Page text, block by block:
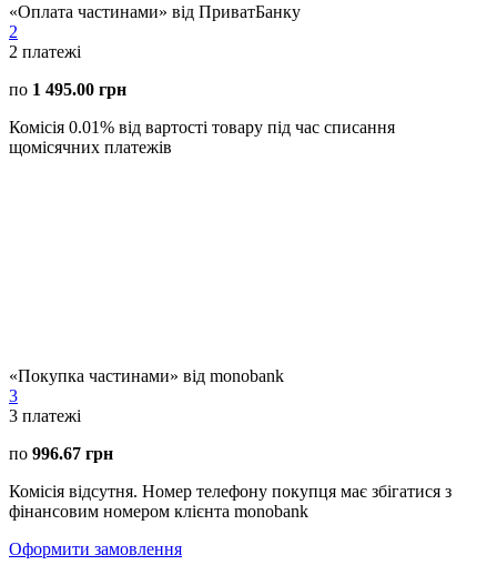
«Оплата частинами» від ПриватБанку
2
2 платежі
по 1 495.00 грн
Комісія 0.01% від вартості товару під час списання
щомісячних платежів
«Покупка частинами» від monobank
3
3 платежі
по 996.67 грн
Комісія відсутня. Номер телефону покупця має збігатися з
фінансовим номером клієнта monobank
Оформити замовлення